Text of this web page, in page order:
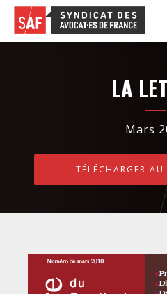
LA
Mars
TÉLÉCHARGER